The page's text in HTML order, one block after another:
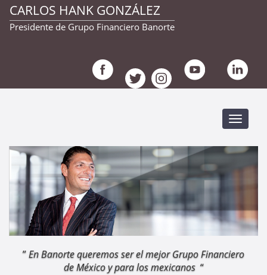
CARLOS HANK GONZÁLEZ
Presidente de Grupo Financiero Banorte
”En Banorte queremos ser el mejor Grupo Financiero
de México y para los mexicanos “